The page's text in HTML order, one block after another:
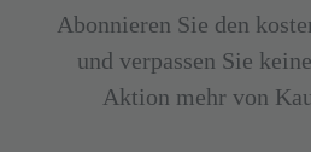
Abonnieren Sie den
und verpassen Sie
Aktion mehr von